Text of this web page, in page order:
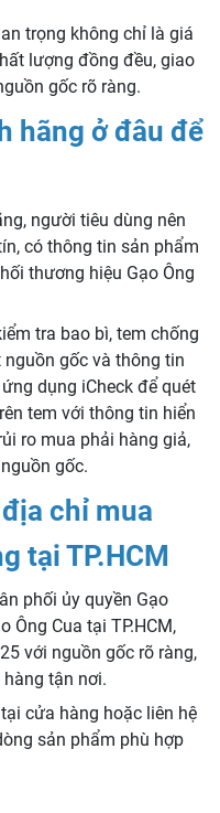
trọng không chỉ là giá
lượng đồng đều, giao
gốc rõ ràng.
hãng ở đâu để
người tiêu dùng nên
có thông tin sản phẩm
thương hiệu Gạo Ông
tra bao bì, tem chống
nguồn gốc và thông tin
dụng iCheck để quét
tem với thông tin hiển
ro mua phải hàng giả,
gốc.
chỉ mua
tại TP.HCM
phối ủy quyền Gạo
Ông Cua tại TP.HCM,
với nguồn gốc rõ ràng,
tận nơi.
cửa hàng hoặc liên hệ
sản phẩm phù hợp